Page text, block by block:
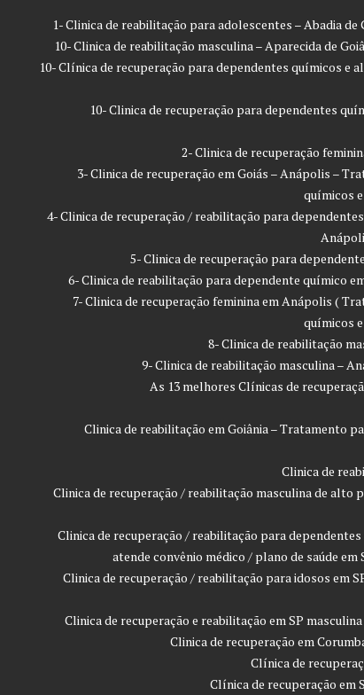
1- Clinica de reabilitação para adolescentes – Abadia de
10- Clinica de reabilitação masculina – Aparecida de
10- Clínica de recuperação para dependentes químicos e
10- Clinica de recuperação para dependentes
2- Clinica de recuperação
3- Clinica de recuperação em Goiás – Anápolis –
químicos
4- Clinica de recuperação / reabilitação para
5- Clinica de recuperação para
6- Clinica de reabilitação para dependente químico
7- Clinica de recuperação feminina em Anápolis (
químicos
8- Clinica de reabilitação
9- Clinica de reabilitação masculina –
As 13 melhores Clínicas de
Clinica de reabilitação em Goiânia – Tratamento
Clinica de
Clinica de recuperação / reabilitação masculina de alto
Clinica de recuperação / reabilitação para
atende convênio médico / plano de saúde em
Clinica de recuperação / reabilitação para idosos em
Clinica de recuperação e reabilitação em SP
Clinica de recuperação em
Clínica de
Clínica de recuperação em